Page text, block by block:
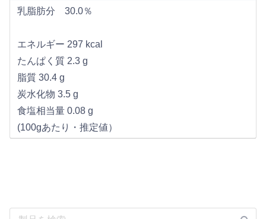
乳脂肪分 30.0％
エネルギー 297 kcal
たんぱく質 2.3 g
脂質 30.4 g
炭水化物 3.5 g
食塩相当量 0.08 g
(100gあたり・推定値）